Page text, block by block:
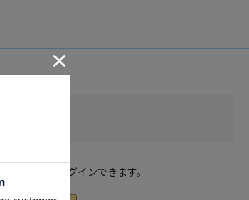
ワードでログインできます。